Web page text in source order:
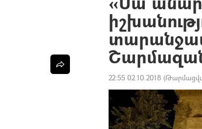
22:55 02.10.2018